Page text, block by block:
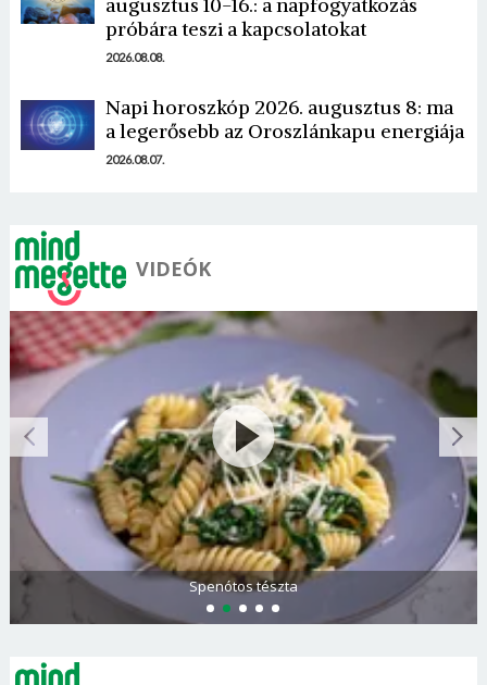
augusztus 10-16.: a napfogyatkozás
próbára teszi a kapcsolatokat
2026.08.08.
Napi horoszkóp 2026. augusztus 8: ma
a legerősebb az Oroszlánkapu energiája
2026.08.07.
VIDEÓK
Görögdinnye-limonádé